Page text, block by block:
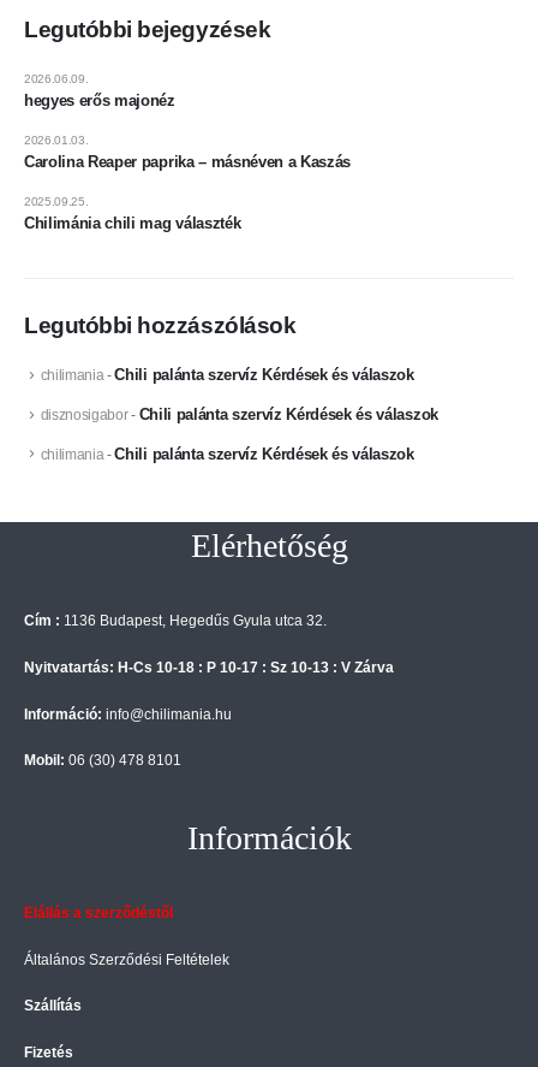
Legutóbbi bejegyzések
hegyes erős majonéz
2026.06.09.
Carolina Reaper paprika – másnéven a Kaszás
2026.01.03.
Chilimánia chili mag választék
2025.09.25.
Legutóbbi hozzászólások
chilimania-Chili palánta szervíz Kérdések és válaszok
disznosigabor- Chili palánta szervíz Kérdések és válaszok
chilimania -Chili palánta szervíz Kérdések és válaszok
Elérhetőség
Cím : 1136 Budapest, Hegedűs Gyula utca 32.
Nyitvatartás: H-Cs 10-18 : P 10-17 : Sz 10-13 : V Zárva
Információ: info@chilimania.hu
Mobil: 06 (30) 478 8101
Információk
Elállás a szerződéstől
Általános Szerződési Feltételek
Szállítás
Fizetés